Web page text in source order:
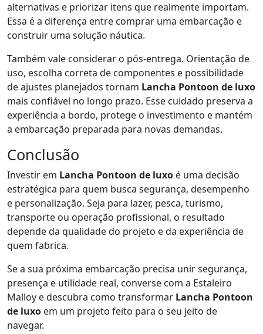
alternativas e priorizar itens que realmente importam.
Essa é a diferença entre comprar uma embarcação e
construir uma solução náutica.
Também vale considerar o pós-entrega. Orientação de
uso, escolha correta de componentes e possibilidade
de ajustes planejados tornam Lancha Pontoon de luxo
mais confiável no longo prazo. Esse cuidado preserva a
experiência a bordo, protege o investimento e mantém
a embarcação preparada para novas demandas.
Conclusão
Investir em Lancha Pontoon de luxo é uma decisão
estratégica para quem busca segurança, desempenho
e personalização. Seja para lazer, pesca, turismo,
transporte ou operação profissional, o resultado
depende da qualidade do projeto e da experiência de
quem fabrica.
Se a sua próxima embarcação precisa unir segurança,
presença e utilidade real, converse com a Estaleiro
Malloy e descubra como transformar Lancha Pontoon
de luxo em um projeto feito para o seu jeito de
navegar.